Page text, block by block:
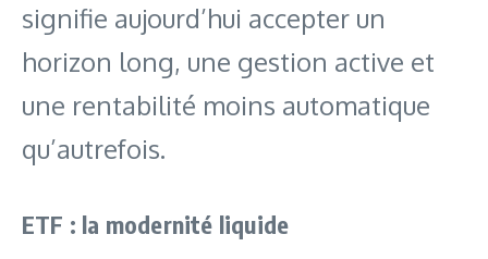
signifie aujourd’hui accepter un
horizon long, une gestion active et
une rentabilité moins automatique
qu’autrefois.
ETF : la modernité liquide